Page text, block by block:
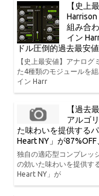
【史上
組み合
イン
ドル圧倒的過去最安値
【史上最安値】アナロ
た4種類のモジュールを
イン Harr
【過去
アルゴ
た味わいを提供する
Heart NY」が
独自の適応型コンプレッ
の効いた味わいを提供す
Heart NY」が